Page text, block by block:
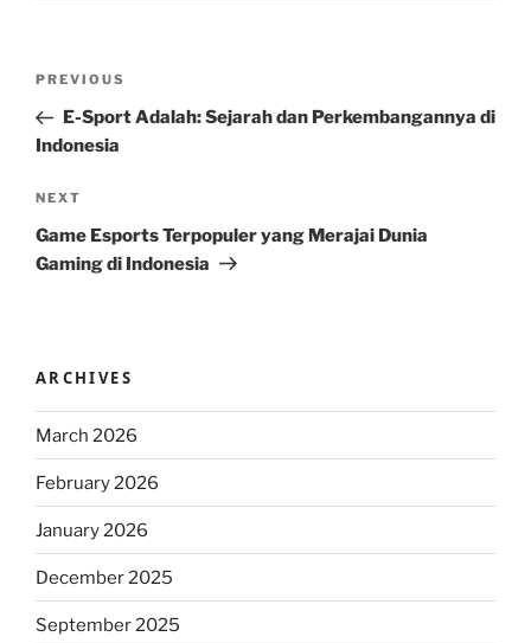
Previous
Post
PREVIOUS
E-Sport Adalah: Sejarah dan Perkembangannya di
Indonesia
Next
Post
NEXT
Game Esports Terpopuler yang Merajai Dunia
Gaming di Indonesia
ARCHIVES
March 2026
February 2026
January 2026
December 2025
September 2025